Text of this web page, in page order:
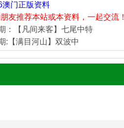
澳门正版资料
友推荐本站或本资料，一起交流！
：【凡间来客】七尾中特
:【满目河山】双波中